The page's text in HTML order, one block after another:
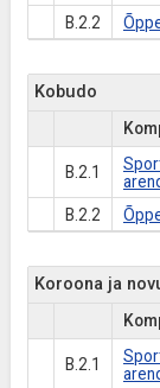
B.2.2
Kobudo
B.2.1
B.2.2
Koroona ja
B.2.1